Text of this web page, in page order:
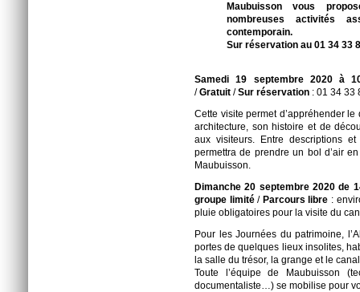
Maubuisson vous
nombreuses activités
contemporain.
Sur réservation au 01 34 33
Samedi 19 septembre 2020 à
/Gratuit /Sur réservation : 01 34 33
Cette visite permet d’appréhender
architecture, son histoire et de
aux visiteurs. Entre descriptions
permettra de prendre un bol d’air
Maubuisson.
Dimanche 20 septembre 2020 de
groupe limité/ Parcours libre :
pluie obligatoires pour la visite du
Pour les Journées du patrimoine,
portes de quelques lieux insolites,
la salle du trésor, la grange et le
Toute l’équipe de Maubuisson
documentaliste…) se mobilise pour